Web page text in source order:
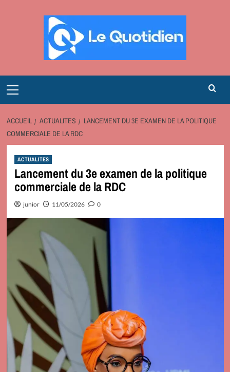
Menu
ACCUEIL ACTUALITES
LANCEMENT DU 3E EXAMEN DE LA POLITIQUE
COMMERCIALE DE LA RDC
ACTUALITES
Lancement du 3e examen de la politique
commerciale de la RDC
junior 11/05/2026 0